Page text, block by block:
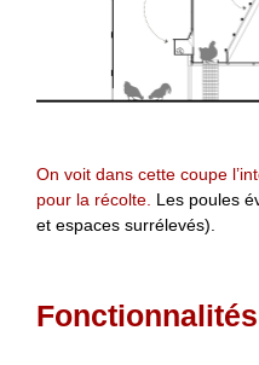
On voit dans cette coupe
pour la récolte. Les poules
et espaces surrélevés).